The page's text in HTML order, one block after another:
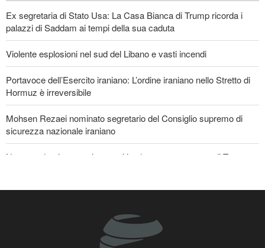
EVENTI
Ex segretaria di Stato Usa: La Casa Bianca di Trump ricorda i
palazzi di Saddam ai tempi della sua caduta
Violente esplosioni nel sud del Libano e vasti incendi
Portavoce dell’Esercito iraniano: L’ordine iraniano nello Stretto di
Hormuz è irreversibile
Mohsen Rezaei nominato segretario del Consiglio supremo di
sicurezza nazionale iraniano
Nota conduttrice americana critica le promesse vuote di Trump
Il prezzo del petrolio torna a salire